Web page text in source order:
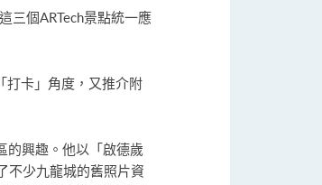
三個ARTech景點統一應
打卡」角度，又推介附
的興趣。他以「啟德歲
不少九龍城的舊照片資